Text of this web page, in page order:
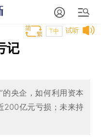
试听
T中
记
的央企，如何利用资本
200亿元亏损；未来持